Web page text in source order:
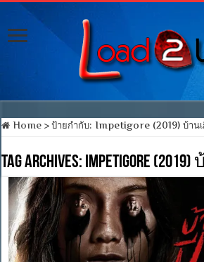
Home > ป้ายกำกับ:Impetigore (2019) บ้านเ
Tag Archives: Impetigore